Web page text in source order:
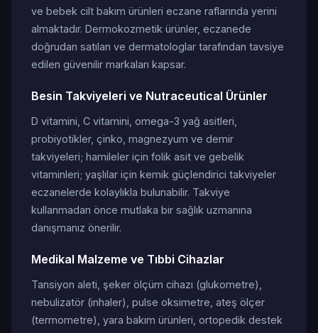
ve bebek cilt bakım ürünleri eczane raflarında yerini
almaktadır. Dermokozmetik ürünler, eczanede
doğrudan satılan ve dermatologlar tarafından tavsiye
edilen güvenilir markaları kapsar.
Besin Takviyeleri ve Nutraceutical Ürünler
D vitamini, C vitamini, omega-3 yağ asitleri,
probiyotikler, çinko, magnezyum ve demir
takviyeleri; hamileler için folik asit ve gebelik
vitaminleri; yaşlılar için kemik güçlendirici takviyeler
eczanelerde kolaylıkla bulunabilir. Takviye
kullanmadan önce mutlaka bir sağlık uzmanına
danışmanız önerilir.
Medikal Malzeme ve Tıbbi Cihazlar
Tansiyon aleti, şeker ölçüm cihazı (glukometre),
nebulizatör (inhaler), pulse oksimetre, ateş ölçer
(termometre), yara bakım ürünleri, ortopedik destek